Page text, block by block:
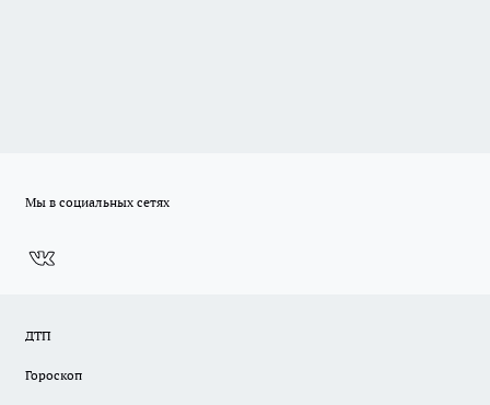
Мы в социальных сетях
ДТП
Гороскоп